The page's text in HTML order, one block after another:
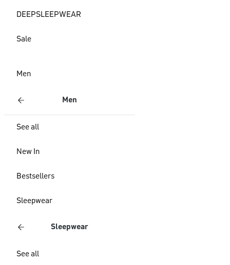
DEEPSLEEPWEAR
Sale
Men
Men
See all
New In
Bestsellers
Sleepwear
Sleepwear
See all